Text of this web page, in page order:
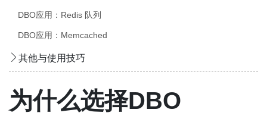
DBO应用：Redis 队列
DBO应用：Memcached
其他与使用技巧
为什么选择DBO